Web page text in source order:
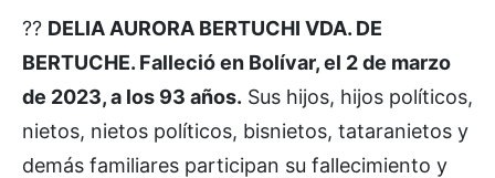
?? DELIA AURORA BERTUCHI VDA. DE
BERTUCHE. Falleció en Bolívar, el 2 de marzo
de 2023, a los 93 años. Sus hijos, hijos políticos,
nietos, nietos políticos, bisnietos, tataranietos y
demás familiares participan su fallecimiento y